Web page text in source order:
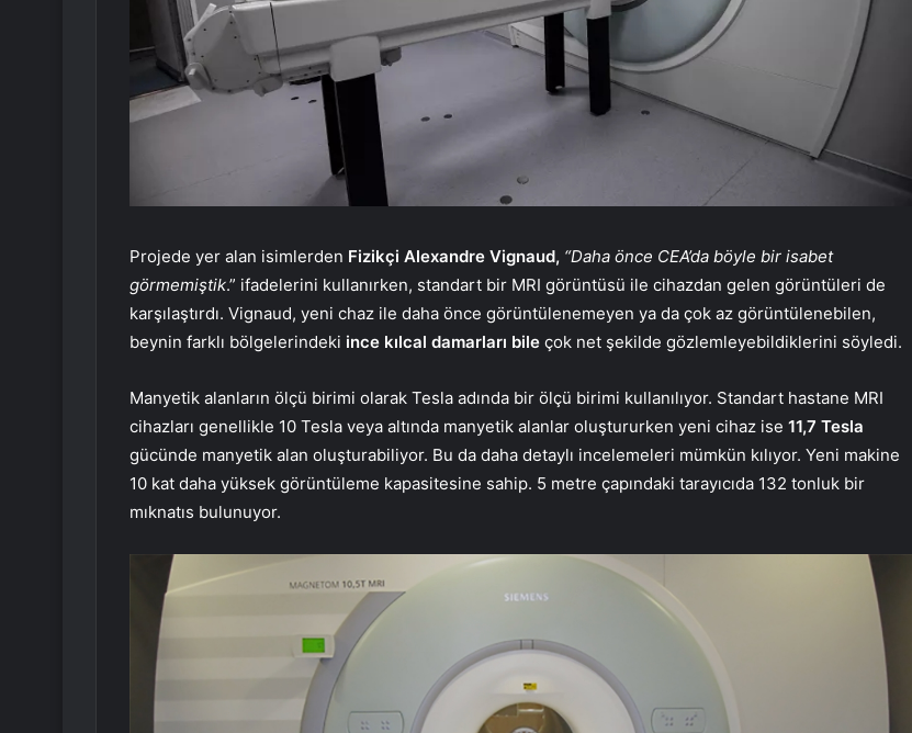
Projede yer alan isimlerden Fizikçi Alexandre Vignaud, “Daha önce CEA’da böyle bir isabet
görmemiştik.” ifadelerini kullanırken, standart bir MRI görüntüsü ile cihazdan gelen görüntüleri de
karşılaştırdı. Vignaud, yeni chaz ile daha önce görüntülenemeyen ya da çok az görüntülenebilen,
beynin farklı bölgelerindeki ince kılcal damarları bile çok net şekilde gözlemleyebildiklerini söyledi.
Manyetik alanların ölçü birimi olarak Tesla adında bir ölçü birimi kullanılıyor. Standart hastane MRI
cihazları genellikle 10 Tesla veya altında manyetik alanlar oluştururken yeni cihaz ise 11,7 Tesla
gücünde manyetik alan oluşturabiliyor. Bu da daha detaylı incelemeleri mümkün kılıyor. Yeni makine
10 kat daha yüksek görüntüleme kapasitesine sahip. 5 metre çapındaki tarayıcıda 132 tonluk bir
mıknatıs bulunuyor.